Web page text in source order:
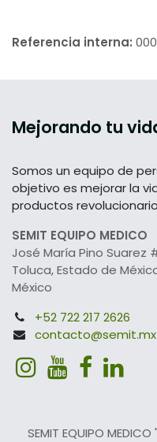
Referencia interna:
Mejorando tu
Somos un equipo de
objetivo es mejorar la
productos
SEMIT EQUIPO MEDICO
José María Pino Suarez
Toluca, Estado de
México
+52 722 217 2626
contacto@semit.mx
SEMIT EQUIPO